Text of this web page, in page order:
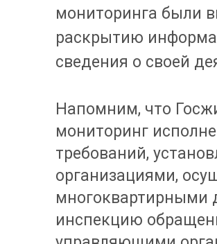
мониторинга были
раскрытию
сведения о своей
Напомним, что
мониторинг
требований,
организациями,
многоквартирными
инспекцию